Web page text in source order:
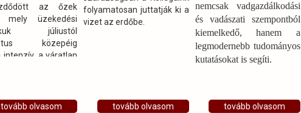
az őzek
mely üzekedési
júliustól
közepéig
intenzív, a váratlan
tovább olvasom
folyamatosan juttatják ki a
vizet az erdőbe.
tovább olvasom
nemcsak vadgazdálkodási
és vadászati szempontból
kiemelkedő, hanem a
legmodernebb tudományos
kutatásokat is segíti.
tovább olvasom